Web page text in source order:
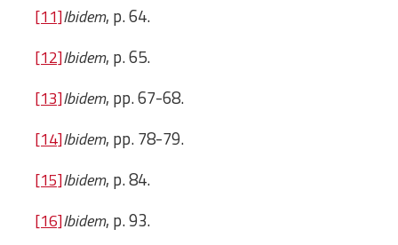
[11]Ibidem, p. 64.
[12]Ibidem, p. 65.
[13]Ibidem, pp. 67-68.
[14]Ibidem, pp. 78-79.
[15]Ibidem, p. 84.
[16]Ibidem, p. 93.